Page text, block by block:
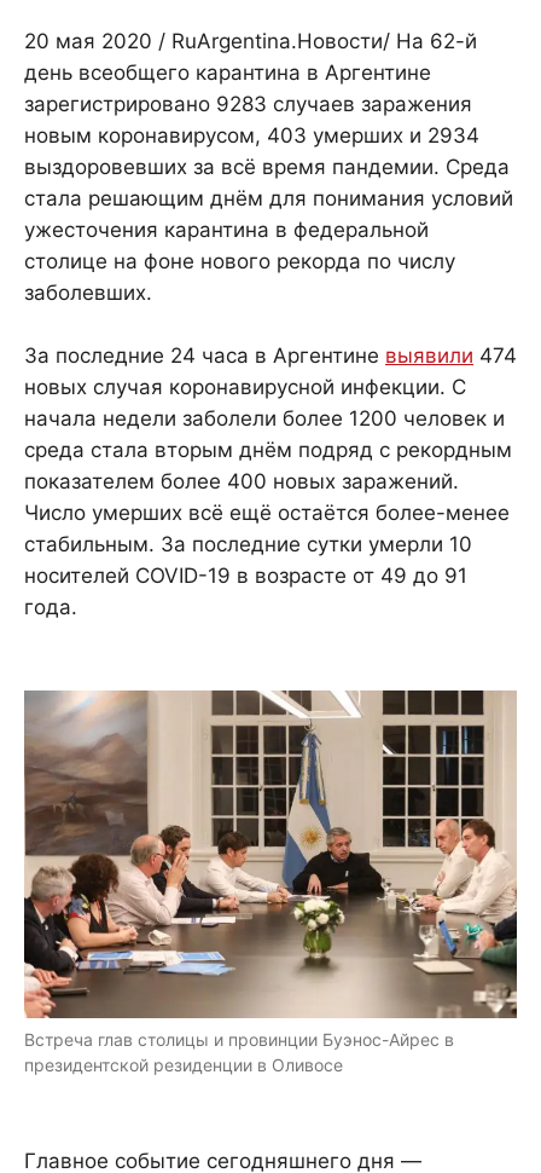
20 мая 2020 / RuArgentina.Новости/ На 62-й
день всеобщего карантина в Аргентине
зарегистрировано 9283 случаев заражения
новым коронавирусом, 403 умерших и 2934
выздоровевших за всё время пандемии. Среда
стала решающим днём для понимания условий
ужесточения карантина в федеральной
столице на фоне нового рекорда по числу
заболевших.
За последние 24 часа в Аргентине выявили 474
новых случая коронавирусной инфекции. С
начала недели заболели более 1200 человек и
среда стала вторым днём подряд с рекордным
показателем более 400 новых заражений.
Число умерших всё ещё остаётся более-менее
стабильным. За последние сутки умерли 10
носителей COVID-19 в возрасте от 49 до 91
года.
Встреча глав столицы и провинции Буэнос-Айрес в
президентской резиденции в Оливосе
Главное событие сегодняшнего дня —